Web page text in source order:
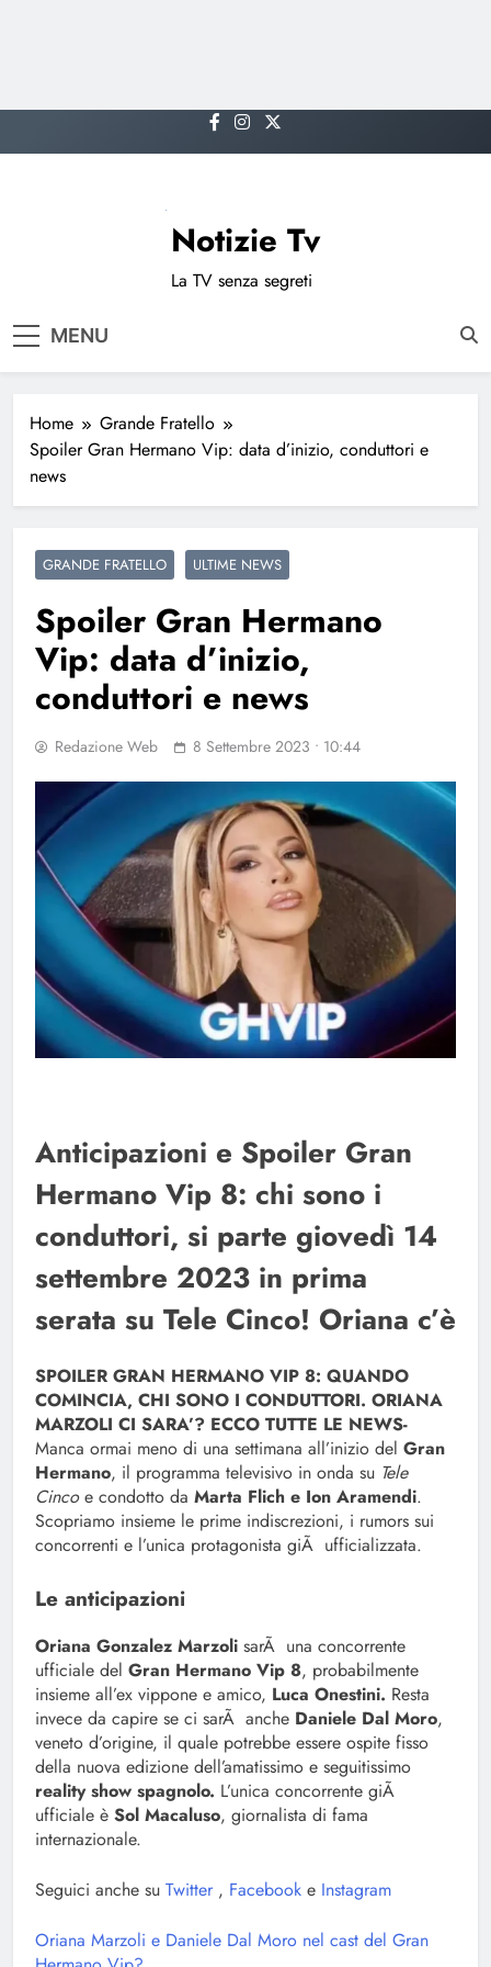
to
Notizie Tv
La TV senza segreti
MENU
Home
Grande Fratello
Spoiler Gran Hermano Vip: data d’inizio, conduttori e
news
GRANDE FRATELLO ULTIME NEWS
Spoiler Gran Hermano
Vip: data d’inizio,
conduttori e news
Redazione Web 8 Settembre 2023 • 10:44
Anticipazioni e Spoiler Gran
Hermano Vip 8: chi sono i
conduttori, si parte giovedì 14
settembre 2023 in prima
serata su Tele Cinco! Oriana c’è
SPOILER GRAN HERMANO VIP 8: QUANDO
COMINCIA, CHI SONO I CONDUTTORI. ORIANA
MARZOLI CI SARA’? ECCO TUTTE LE NEWS-
Manca ormai meno di una settimana all’inizio del Gran
Hermano, il programma televisivo in onda su Tele
Cincoe condotto da Marta Flich e Ion Aramendi.
Scopriamo insieme le prime indiscrezioni, i rumors sui
concorrenti e l’unica protagonista giÃ ufficializzata.
Le anticipazioni
Oriana Gonzalez Marzoli sarÃ una concorrente
ufficiale del Gran Hermano Vip 8, probabilmente
insieme all’ex vippone e amico, Luca Onestini. Resta
invece da capire se ci sarÃ anche Daniele Dal Moro,
veneto d’origine, il quale potrebbe essere ospite fisso
della nuova edizione dell’amatissimo e seguitissimo
reality show spagnolo. L’unica concorrente giÃ
ufficiale è Sol Macaluso, giornalista di fama
internazionale.
Seguici anche su Twitter , Facebook e Instagram
Oriana Marzoli e Daniele Dal Moro nel cast del Gran